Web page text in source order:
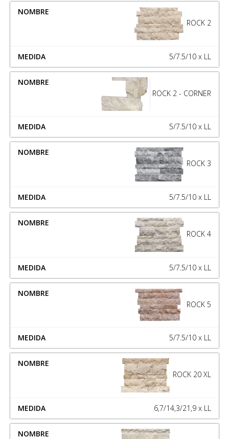
ROCK 2
5/7.5/10 x LL
ROCK 2 - CORNER
5/7.5/10 x LL
ROCK 3
5/7.5/10 x LL
ROCK 4
5/7.5/10 x LL
ROCK 5
5/7.5/10 x LL
ROCK 20 XL
6,7/14,3/21,9 x LL